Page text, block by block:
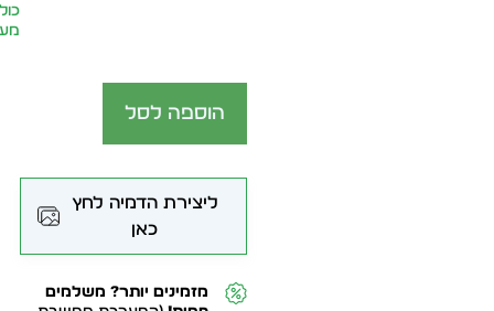
הוספה לסל
ליצירת הדמיה לחץ
כאן
מזמינים יותר? משלמים